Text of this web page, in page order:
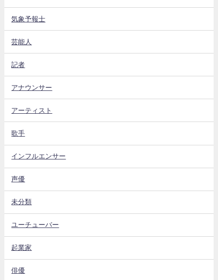
気象予報士
芸能人
記者
アナウンサー
アーティスト
歌手
インフルエンサー
声優
未分類
ユーチューバー
起業家
俳優